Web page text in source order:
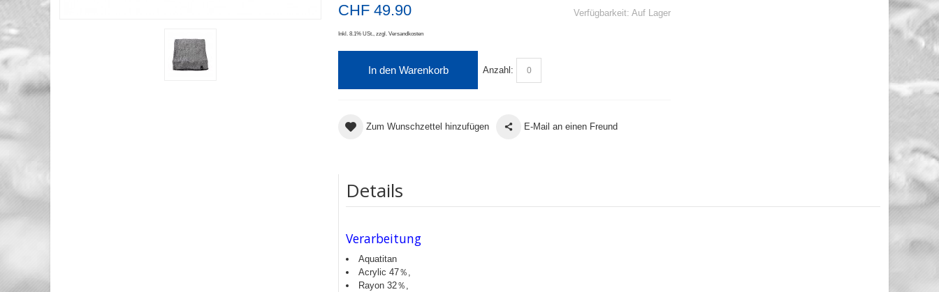
Verfügbarkeit: Auf Lager
CHF 49.90
Inkl. 8.1% USt. zzgl. Versandkosten
Anzahl:
In den Warenkorb
Zum Wunschzettel hinzufügen E-Mail an einen Freund
Details
Verarbeitung
Aquatitan
Acrylic 47％,
Rayon 32％,